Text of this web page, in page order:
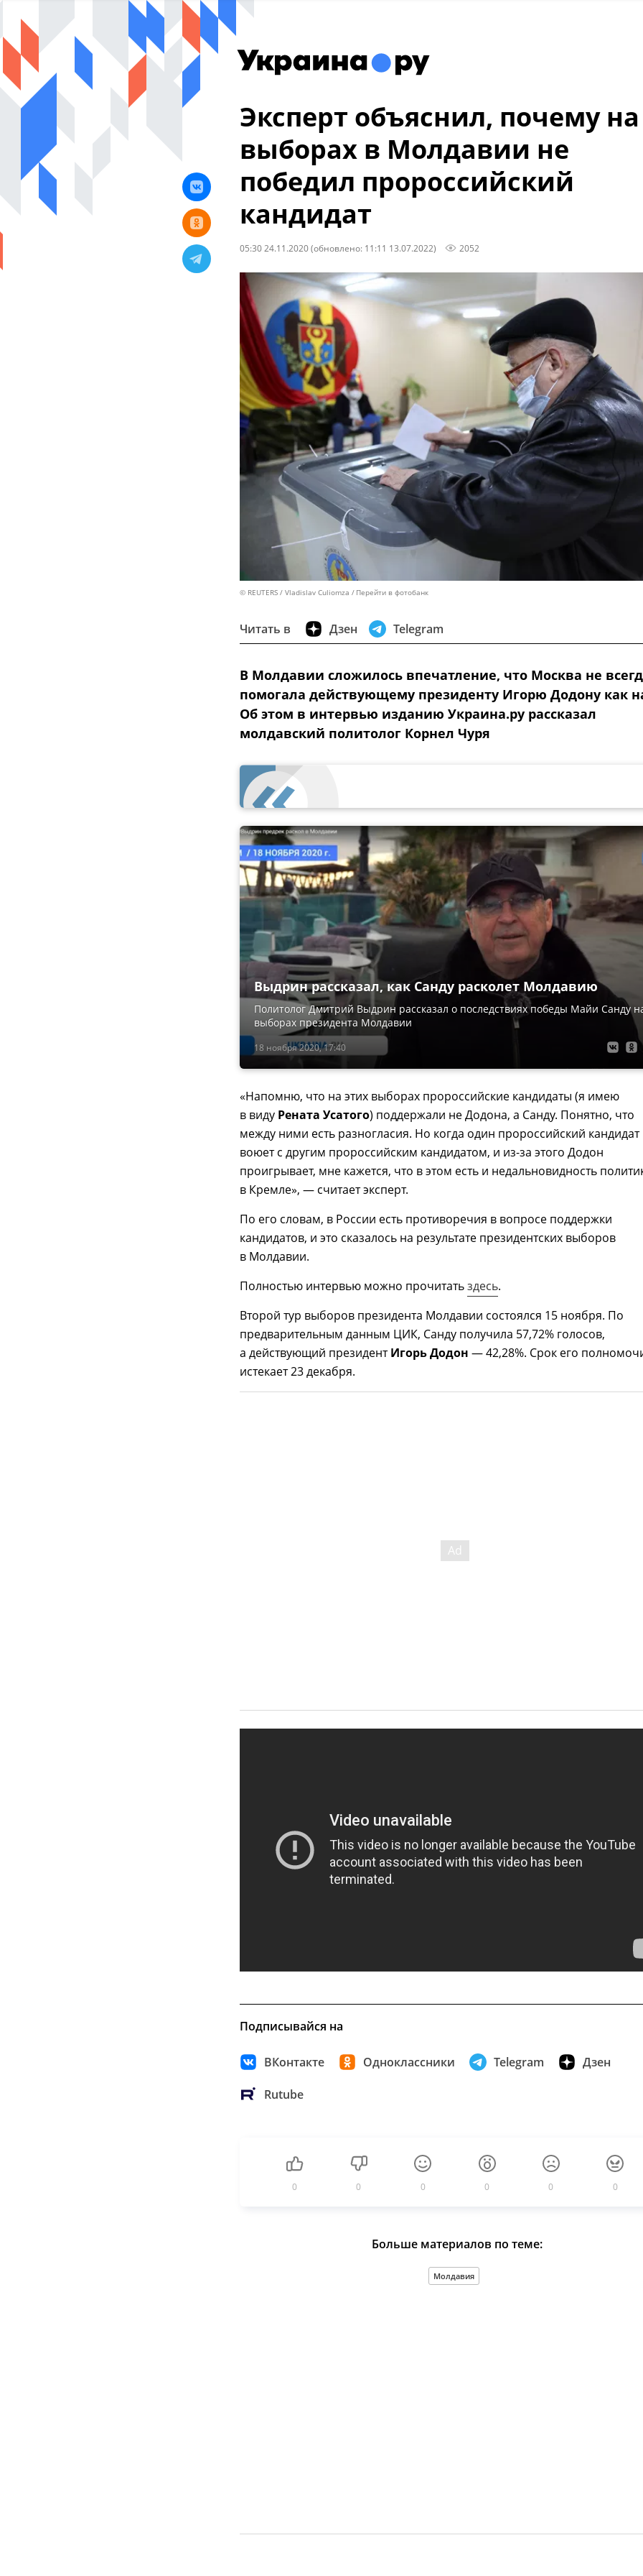
Эксперт объяснил, почему на
выборах в Молдавии не
победил пророссийский
кандидат
05:30 24.11.2020(обновлено: 11:11 13.07.2022) 2052
© REUTERS / Vladislav Culiomza Перейти в фотобанк
Читать в Дзен Telegram
В Молдавии сложилось впечатление, что Москва не
помогала действующему президенту Игорю Додону как
Об этом в интервью изданию Украина.ру рассказал
молдавский политолог Корнел Чуря
18 ноября 2020, 17:40
Выдрин рассказал, как Санду расколет Молдавию
Политолог Дмитрий Выдрин рассказал о последствиях победы Майи Санду
выборах президента Молдавии
«Напомню, что на этих выборах пророссийские кандидаты (я имею
в виду Рената Усатого) поддержали не Додона, а Санду. Понятно, что
между ними есть разногласия. Но когда один пророссийский кандидат
воюет с другим пророссийским кандидатом, и из-за этого Додон
проигрывает, мне кажется, что в этом есть и недальновидность
в Кремле», — считает эксперт.
По его словам, в России есть противоречия в вопросе поддержки
кандидатов, и это сказалось на результате президентских выборов
в Молдавии.
Полностью интервью можно прочитатьздесь.
Второй тур выборов президента Молдавии состоялся 15 ноября. По
предварительным данным ЦИК, Санду получила 57,72% голосов,
а действующий президентИгорь Додон — 42,28%. Срок его
истекает 23 декабря.
Подписывайся на
ВКонтакте Одноклассники Telegram Дзен
Rutube
0 0 0 0 0 0
Больше материалов по теме:
Молдавия